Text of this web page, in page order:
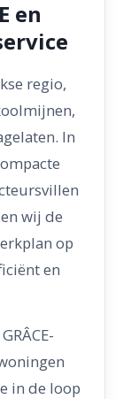
en
regio,
In
wij de
op
en
in de loop